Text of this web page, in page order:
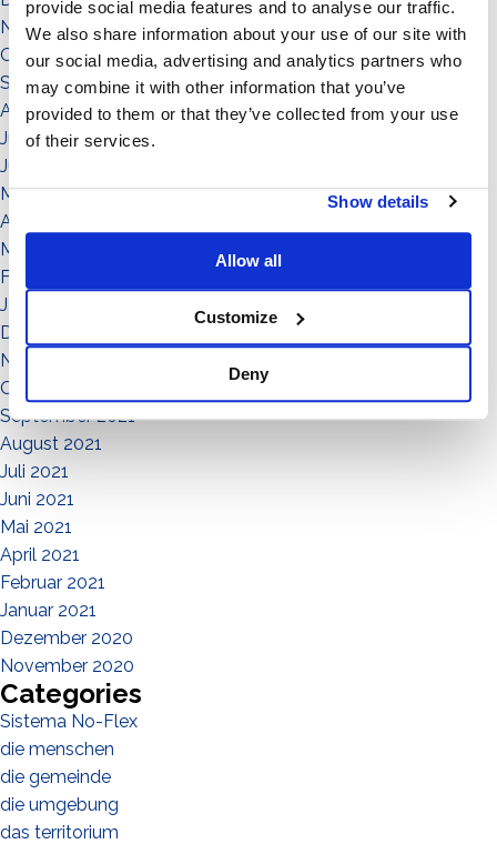
provide social media features and to analyse our traffic.
We also share information about your use of our site with
our social media, advertising and analytics partners who
may combine it with other information that you’ve
provided to them or that they’ve collected from your use
of their services.
Show details
Allow all
Customize
Deny
November 2022
Oktober 2022
September 2022
August 2022
Juli 2022
Juni 2022
Mai 2022
April 2022
März 2022
Februar 2022
Januar 2022
Dezember 2021
November 2021
Oktober 2021
September 2021
August 2021
Juli 2021
Juni 2021
Mai 2021
April 2021
Februar 2021
Januar 2021
Dezember 2020
November 2020
Categories
Sistema No-Flex
die menschen
die gemeinde
die umgebung
das territorium